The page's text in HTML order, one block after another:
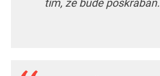
tím, že bude poškrábán.